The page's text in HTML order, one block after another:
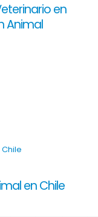
en
Animal
en Chile